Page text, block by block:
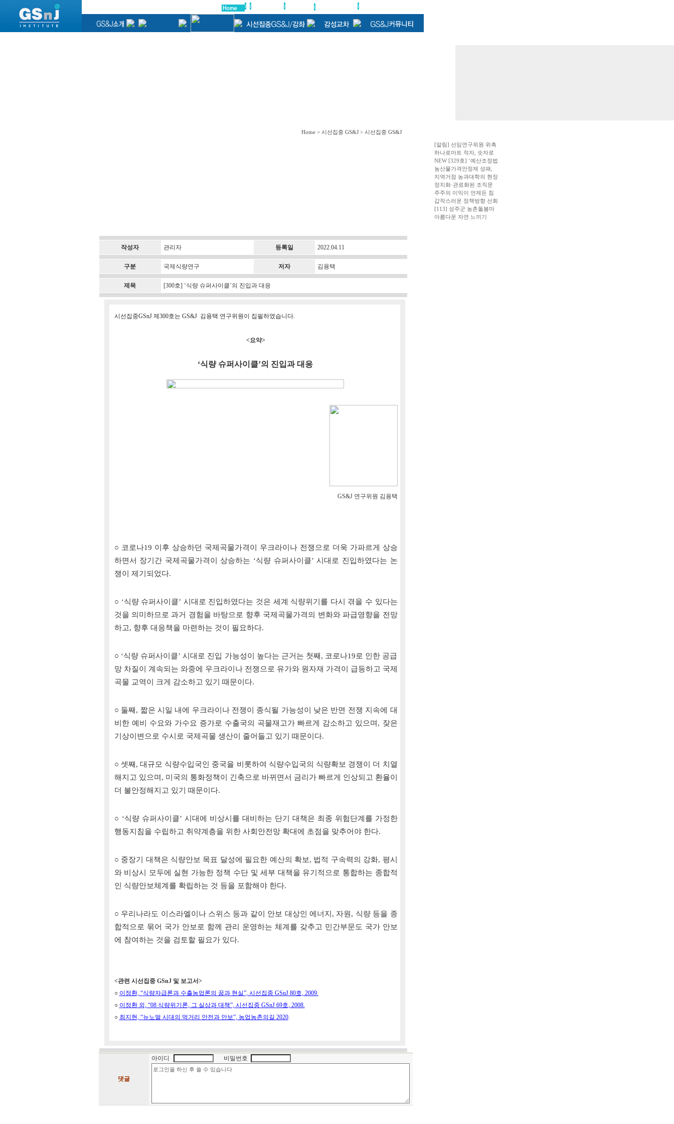
[알림] 선임연구위원 위촉
하나로마트 적자, 숫자로
NEW [329호] ‘예산조정법
농산물가격안정제 성패,
지역거점 농과대학의 현장
정치화·관료화된 조직문
주주의 이익이 언제든 침
갑작스러운 정책방향 선회
[113] 성주군 농촌돌봄마
아름다운 자연 느끼기
Home > 시선집중 GS&J > 시선집중 GS&J
작성자 관리자 등록일 2022.04.11
구분 국제식량연구 저자 김용택
제목 [300호] ‘식량 슈퍼사이클’의 진입과 대응
시선집중GSnJ 제300호는 GS&J 김용택 연구위원이 집필하였습니다.
<요약>
‘식량 슈퍼사이클’의 진입과 대응
GS&J 연구위원 김용택
○ 코로나19 이후 상승하던 국제곡물가격이 우크라이나 전쟁으로 더욱 가파르게 상승
하면서 장기간 국제곡물가격이 상승하는 ‘식량 슈퍼사이클’ 시대로 진입하였다는 논
쟁이 제기되었다.
○ ‘식량 슈퍼사이클’ 시대로 진입하였다는 것은 세계 식량위기를 다시 겪을 수 있다는
것을 의미하므로 과거 경험을 바탕으로 향후 국제곡물가격의 변화와 파급영향을 전망
하고, 향후 대응책을 마련하는 것이 필요하다.
○ ‘식량 슈퍼사이클’ 시대로 진입 가능성이 높다는 근거는 첫째, 코로나19로 인한 공급
망 차질이 계속되는 와중에 우크라이나 전쟁으로 유가와 원자재 가격이 급등하고 국제
곡물 교역이 크게 감소하고 있기 때문이다.
○ 둘째, 짧은 시일 내에 우크라이나 전쟁이 종식될 가능성이 낮은 반면 전쟁 지속에 대
비한 예비 수요와 가수요 증가로 수출국의 곡물재고가 빠르게 감소하고 있으며, 잦은
기상이변으로 수시로 국제곡물 생산이 줄어들고 있기 때문이다.
○ 셋째, 대규모 식량수입국인 중국을 비롯하여 식량수입국의 식량확보 경쟁이 더 치열
해지고 있으며, 미국의 통화정책이 긴축으로 바뀌면서 금리가 빠르게 인상되고 환율이
더 불안정해지고 있기 때문이다.
○ ‘식량 슈퍼사이클’ 시대에 비상시를 대비하는 단기 대책은 최종 위험단계를 가정한
행동지침을 수립하고 취약계층을 위한 사회안전망 확대에 초점을 맞추어야 한다.
○ 중장기 대책은 식량안보 목표 달성에 필요한 예산의 확보, 법적 구속력의 강화, 평시
와 비상시 모두에 실현 가능한 정책 수단 및 세부 대책을 유기적으로 통합하는 종합적
인 식량안보체계를 확립하는 것 등을 포함해야 한다.
○ 우리나라도 이스라엘이나 스위스 등과 같이 안보 대상인 에너지, 자원, 식량 등을 종
합적으로 묶어 국가 안보로 함께 관리 운영하는 체계를 갖추고 민간부문도 국가 안보
에 참여하는 것을 검토할 필요가 있다.
<관련 시선집중 GSnJ 및 보고서>
○ 이정환, “식량자급론과 수출농업론의 꿈과 현실”, 시선집중 GSnJ 80호, 2009.
○ 이정환 외, “08 식량위기론, 그 실상과 대책”, 시선집중 GSnJ 69호, 2008.
○ 최지현, “뉴노멀 시대의 먹거리 안전과 안보”, 농업농촌의길 2020.
댓글
아이디 비밀번호